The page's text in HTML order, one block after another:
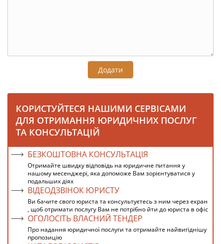
Додати
КОРИСТУЙТЕСЯ НАШИМИ СЕРВІСАМИ
ДЛЯ ОТРИМАННЯ ЮРИДИЧНИХ ПОСЛУГ
ТА КОНСУЛЬТАЦІЙ
БЕЗКОШТОВНА КОНСУЛЬТАЦІЯ
Отримайте швидку відповідь на юридичне питання у
нашому месенджері, яка допоможе Вам зорієнтуватися у
подальших діях
ВІДЕОДЗВІНОК ЮРИСТУ
Ви бачите свого юриста та консультуєтесь з ним через екран
, щоб отримати послугу Вам не потрібно йти до юриста в офіс
ОГОЛОСІТЬ ВЛАСНИЙ ТЕНДЕР
Про надання юридичної послуги та отримайте найвигіднішу
пропозицію